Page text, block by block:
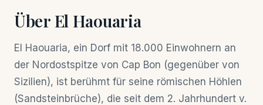
Über El Haouaria
El Haouaria, ein Dorf mit 18.000 Einwohnern an
der Nordostspitze von Cap Bon (gegenüber von
Sizilien), ist berühmt für seine römischen Höhlen
(Sandsteinbrüche), die seit dem 2. Jahrhundert v.